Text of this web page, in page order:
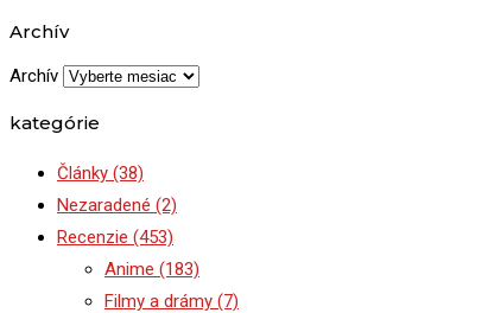
Archív
Archív
kategórie
Články (38)
Nezaradené (2)
Recenzie (453)
Anime (183)
Filmy a drámy (7)